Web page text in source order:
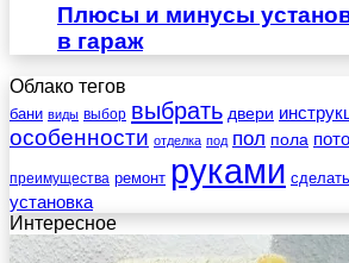
Плюсы и минусы
в гараж
Облако тегов
бани виды выбор выбрать двери
особенности отделка под пол пола
преимущества ремонт руками сделать
установка
Интересное